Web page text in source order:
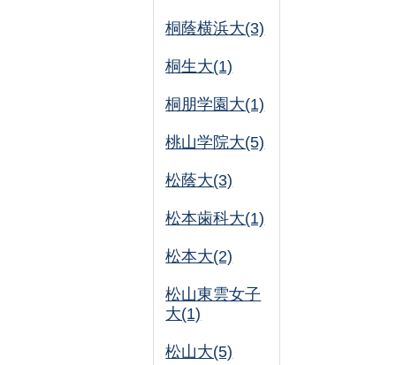
桐蔭横浜大(3)
桐生大(1)
桐朋学園大(1)
桃山学院大(5)
松蔭大(3)
松本歯科大(1)
松本大(2)
松山東雲女子
大(1)
松山大(5)